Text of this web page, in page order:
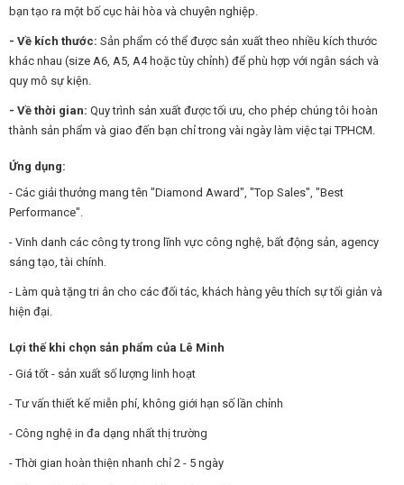
bạn tạo ra một bố cục hài hòa và chuyên nghiệp.
- Về kích thước: Sản phẩm có thể được sản xuất theo nhiều kích thước
khác nhau (size A6, A5, A4 hoặc tùy chỉnh) để phù hợp với ngân sách và
quy mô sự kiện.
- Về thời gian: Quy trình sản xuất được tối ưu, cho phép chúng tôi hoàn
thành sản phẩm và giao đến bạn chỉ trong vài ngày làm việc tại TPHCM.
Ứng dụng:
- Các giải thưởng mang tên "Diamond Award", "Top Sales", "Best
Performance".
- Vinh danh các công ty trong lĩnh vực công nghệ, bất động sản, agency
sáng tạo, tài chính.
- Làm quà tặng tri ân cho các đối tác, khách hàng yêu thích sự tối giản và
hiện đại.
Lợi thế khi chọn sản phẩm của Lê Minh
- Giá tốt - sản xuất số lượng linh hoạt
- Tư vấn thiết kế miễn phí, không giới hạn số lần chỉnh
- Công nghệ in đa dạng nhất thị trường
- Thời gian hoàn thiện nhanh chỉ 2 - 5 ngày